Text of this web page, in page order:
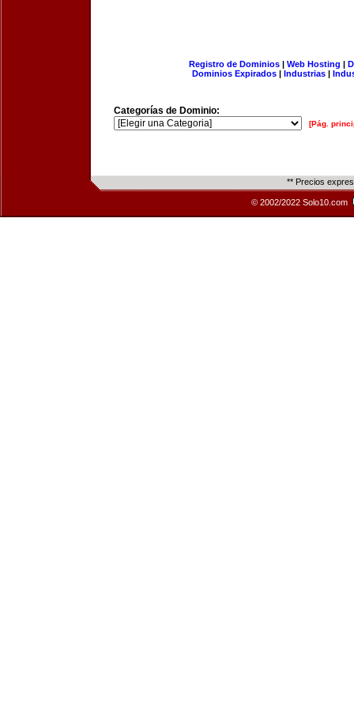
Registro de Dominios| Web Hosting |
Dominios Expirados | Industrias |
Categorías de Dominio:
[Pág.
** Precios
© 2002/2022 Solo10.com